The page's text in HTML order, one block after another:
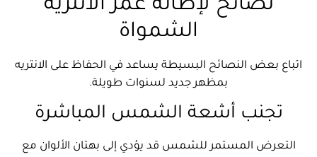
نصائح لإطالة عمر الانتريه
الشمواة
اتباع بعض النصائح البسيطة يساعد في الحفاظ على الانتريه
بمظهر جديد لسنوات طويلة.
تجنب أشعة الشمس المباشرة
التعرض المستمر للشمس قد يؤدي إلى بهتان الألوان مع